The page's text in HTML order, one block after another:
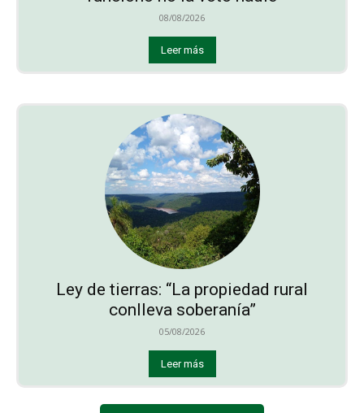
08/08/2026
Leer más
Ley de tierras: “La propiedad rural
conlleva soberanía”
05/08/2026
Leer más